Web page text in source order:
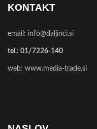
KONTAKT
email: info@daljinci.si
tel.: 01/7226-140
web: www.media-trade.si